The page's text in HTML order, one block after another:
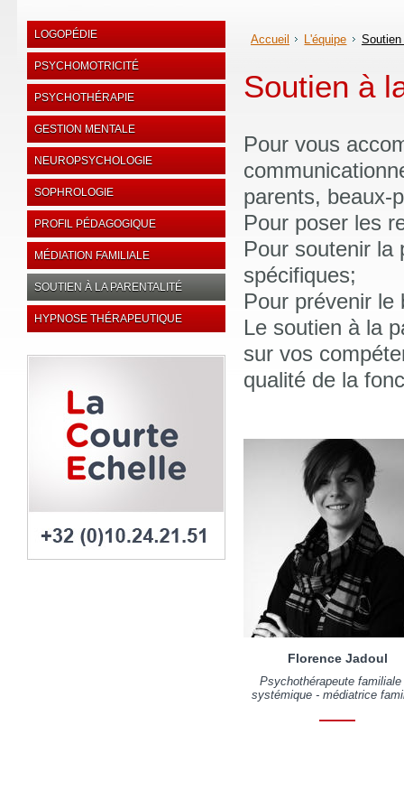
LOGOPÉDIE
PSYCHOMOTRICITÉ
PSYCHOTHÉRAPIE
GESTION MENTALE
NEUROPSYCHOLOGIE
SOPHROLOGIE
PROFIL PÉDAGOGIQUE
MÉDIATION FAMILIALE
SOUTIEN À LA PARENTALITÉ
HYPNOSE THÉRAPEUTIQUE
Accueil L'équipe
Soutien à
Pour vous
parents, beaux-
Pour poser les
Pour soutenir la
spécifiques;
Pour prévenir le
Le soutien à la
sur vos
qualité de la
Florence Jadoul
Psychothérapeute familiale
systémique - médiatrice